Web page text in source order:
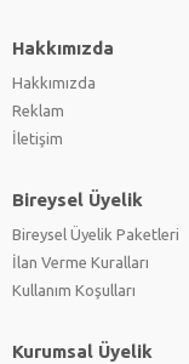
Hakkımızda
Hakkımızda
Reklam
İletişim
Bireysel Üyelik
Bireysel Üyelik Paketleri
İlan Verme Kuralları
Kullanım Koşulları
Kurumsal Üyelik